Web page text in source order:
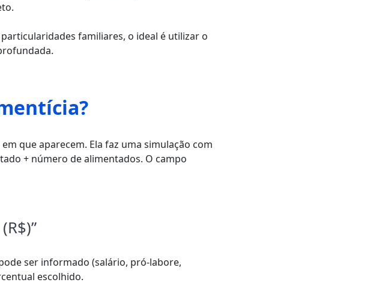
familiares, o ideal é utilizar o
que aparecem. Ela faz uma simulação com
+ número de alimentados. O campo
ser informado (salário, pró-labore,
escolhido.